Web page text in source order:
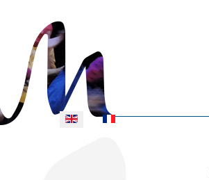
Select your language